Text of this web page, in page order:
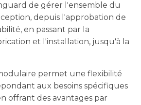
de gérer l'ensemble du
depuis l'approbation de
en passant par la
et l'installation, jusqu'à la
permet une flexibilité
aux besoins spécifiques
offrant des avantages par